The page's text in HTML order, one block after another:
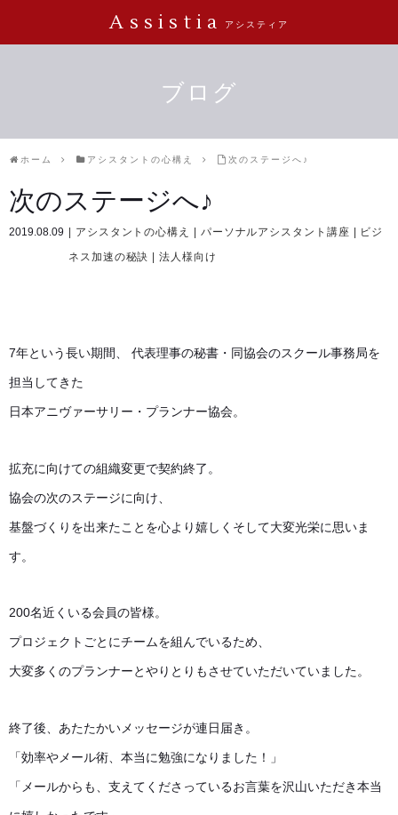
Assistia アシスティア
ブログ
ホーム アシスタントの心構え 次のステージへ♪
次のステージへ♪
2019.08.09 アシスタントの心構え パーソナルアシスタント講座
ビジ
ネス加速の秘訣
法人様向け
7年という長い期間、 代表理事の秘書・同協会のスクール事務局を
担当してきた
日本アニヴァーサリー・プランナー協会。
拡充に向けての組織変更で契約終了。
協会の次のステージに向け、
基盤づくりを出来たことを心より嬉しくそして大変光栄に思いま
す。
200名近くいる会員の皆様。
プロジェクトごとにチームを組んでいるため、
大変多くのプランナーとやりとりもさせていただいていました。
終了後、あたたかいメッセージが連日届き。
「効率やメール術、本当に勉強になりました！」
「メールからも、支えてくださっているお言葉を沢山いただき本当